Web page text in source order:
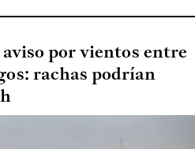
por vientos entre
rachas podrían